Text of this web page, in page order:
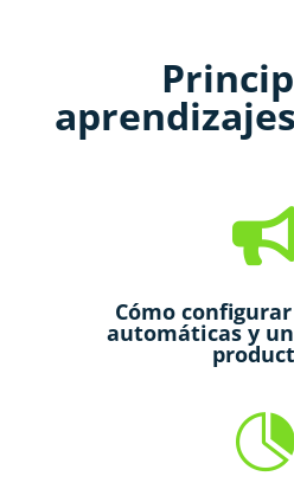
Cómo
automáticas y
